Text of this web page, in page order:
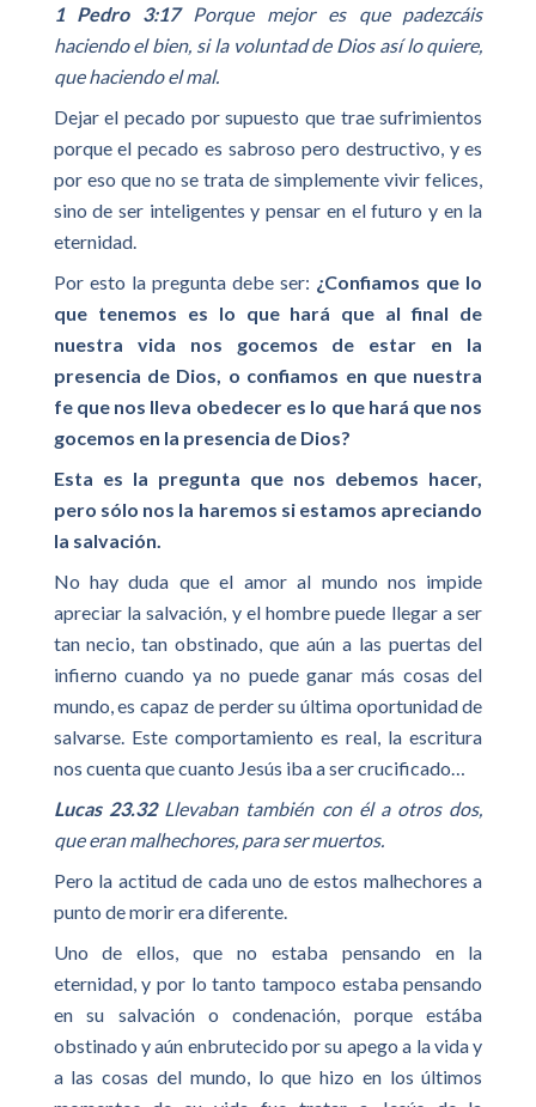
1 Pedro 3:17Porque mejor es que padezcáis
haciendo el bien, si la voluntad de Dios así lo quiere,
que haciendo el mal.
Dejar el pecado por supuesto que trae sufrimientos
porque el pecado es sabroso pero destructivo, y es
por eso que no se trata de simplemente vivir felices,
sino de ser inteligentes y pensar en el futuro y en la
eternidad.
Por esto la pregunta debe ser: ¿Confiamos que lo
que tenemos es lo que hará que al final de
nuestra vida nos gocemos de estar en la
presencia de Dios, o confiamos en que nuestra
fe que nos lleva obedecer es lo que hará que nos
gocemos en la presencia de Dios?
Esta es la pregunta que nos debemos hacer,
pero sólo nos la haremos si estamos apreciando
la salvación.
No hay duda que el amor al mundo nos impide
apreciar la salvación, y el hombre puede llegar a ser
tan necio, tan obstinado, que aún a las puertas del
infierno cuando ya no puede ganar más cosas del
mundo, es capaz de perder su última oportunidad de
salvarse. Este comportamiento es real, la escritura
nos cuenta que cuanto Jesús iba a ser crucificado…
Lucas 23.32 Llevaban también con él a otros dos,
que eran malhechores, para ser muertos.
Pero la actitud de cada uno de estos malhechores a
punto de morir era diferente.
Uno de ellos, que no estaba pensando en la
eternidad, y por lo tanto tampoco estaba pensando
en su salvación o condenación, porque estába
obstinado y aún enbrutecido por su apego a la vida y
a las cosas del mundo, lo que hizo en los últimos